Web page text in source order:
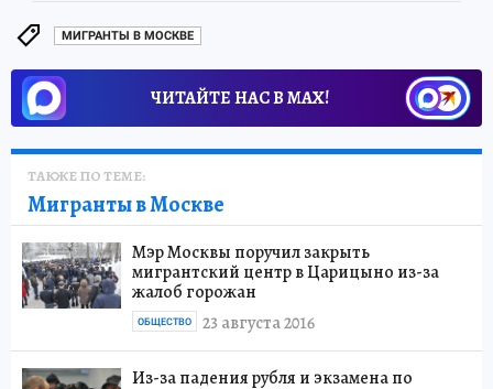
МИГРАНТЫ В МОСКВЕ
ЧИТАЙТЕ НАС В МАХ!
ТАКЖЕ ПО ТЕМЕ:
Мигранты в Москве
Мэр Москвы поручил закрыть
мигрантский центр в Царицыно из-за
жалоб горожан
23 августа 2016
ОБЩЕСТВО
Из-за падения рубля и экзамена по